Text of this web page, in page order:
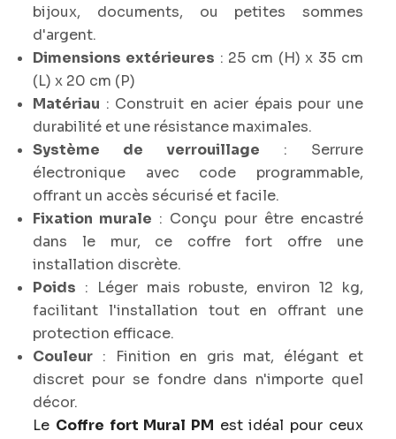
bijoux, documents, ou petites sommes
d'argent.
Dimensions extérieures : 25 cm (H) x 35 cm
(L) x 20 cm (P)
Matériau : Construit en acier épais pour une
durabilité et une résistance maximales.
Système de verrouillage : Serrure
électronique avec code programmable,
offrant un accès sécurisé et facile.
Fixation murale : Conçu pour être encastré
dans le mur, ce coffre fort offre une
installation discrète.
Poids : Léger mais robuste, environ 12 kg,
facilitant l'installation tout en offrant une
protection efficace.
Couleur : Finition en gris mat, élégant et
discret pour se fondre dans n'importe quel
décor.
Le Coffre fort Mural PM est idéal pour ceux